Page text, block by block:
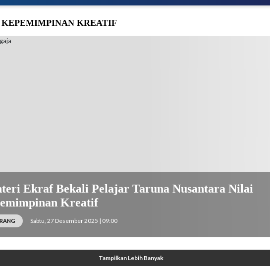
KREATIF
Kreatif/Kepala Badan Ekonomi Kreatif (Ekraf) Teuku Riefky Harsya membagikan tiga nilai
Ekraf Bekali Pelajar Taruna Nusantara Nilai
Kreatif
Sabtu, 27 Desember 2025 | 09:00
Tampilkan Lebih Banyak